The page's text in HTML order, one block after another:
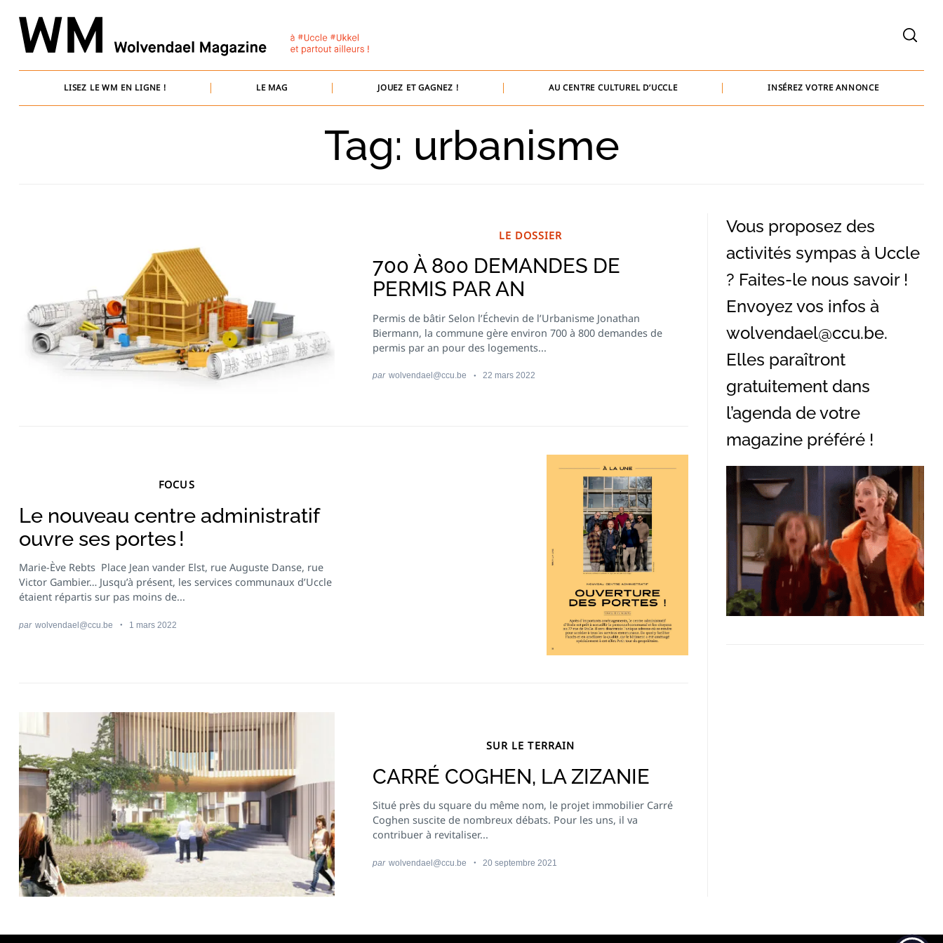
content
LISEZ LE WM EN LIGNE ! LE MAG JOUEZ ET GAGNEZ ! AU CENTRE CULTUREL D’UCCLE INSÉREZ VOTRE ANNONCE
bernard@baammedia.be
jennifer@baammedia.be
Tag: urbanisme
LE DOSSIER
700 À 800 DEMANDES DE
PERMIS PAR AN
Permis de bâtir Selon l’Échevin de l’Urbanisme Jonathan
Biermann, la commune gère environ 700 à 800 demandes de
permis par an pour des logements...
par wolvendael@ccu.be 22 mars 2022
FOCUS
Le nouveau centre administratif
ouvre ses portes !
Marie-Ève Rebts Place Jean vander Elst, rue Auguste Danse, rue
Victor Gambier… Jusqu’à présent, les services communaux d’Uccle
étaient répartis sur pas moins de...
par wolvendael@ccu.be 1 mars 2022
SUR LE TERRAIN
CARRÉ COGHEN, LA ZIZANIE
Situé près du square du même nom, le projet immobilier Carré
Coghen suscite de nombreux débats. Pour les uns, il va
contribuer à revitaliser...
par wolvendael@ccu.be 20 septembre 2021
Vous proposez des
activités sympas à Uccle
? Faites-le nous savoir !
Envoyez vos infos à
wolvendael@ccu.be.
Elles paraîtront
gratuitement dans
l’agenda de votre
magazine préféré !